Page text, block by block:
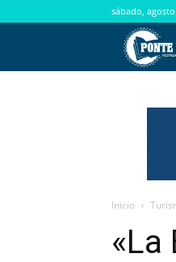
sábado,
Inicio
«La